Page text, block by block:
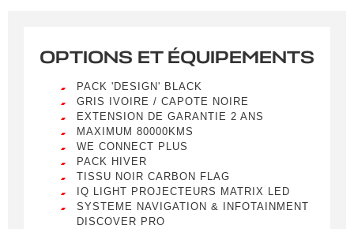
OPTIONS ET ÉQUIPEMENTS
PACK 'DESIGN' BLACK
GRIS IVOIRE / CAPOTE NOIRE
EXTENSION DE GARANTIE 2 ANS
MAXIMUM 80000KMS
WE CONNECT PLUS
PACK HIVER
TISSU NOIR CARBON FLAG
IQ LIGHT PROJECTEURS MATRIX LED
SYSTEME NAVIGATION & INFOTAINMENT
DISCOVER PRO